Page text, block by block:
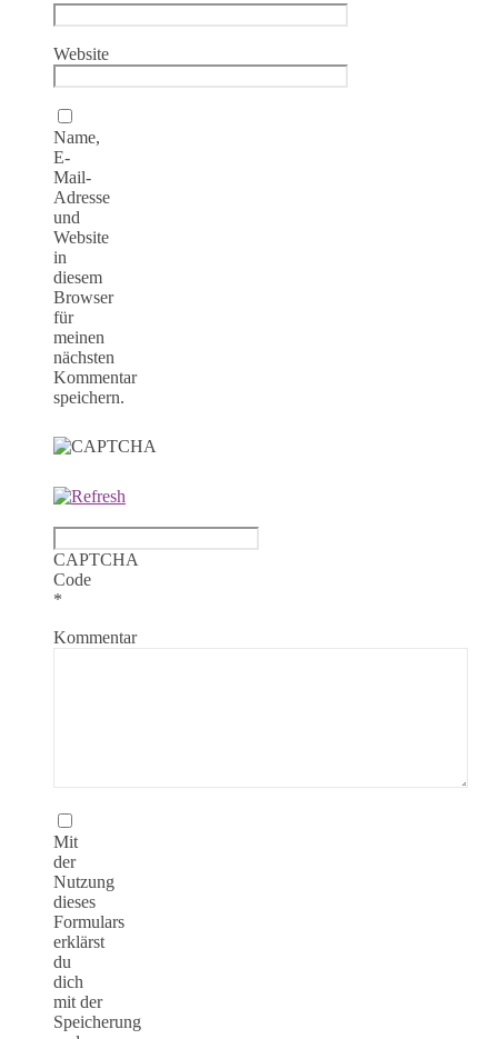
Website
Name,
E-
Mail-
Adresse
und
Website
in
diesem
Browser
für
meinen
nächsten
Kommentar
speichern.
CAPTCHA
Code
*
Kommentar
Mit
der
Nutzung
dieses
Formulars
erklärst
du
dich
mit der
Speicherung